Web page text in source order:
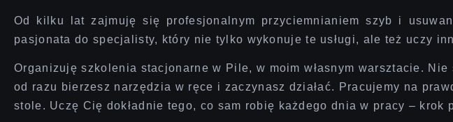
Od kilku lat zajmuję się profesjonalnym przyciemnianiem szyb i
pasjonata do specjalisty, który nie tylko wykonuje te usługi, ale też uczy
Organizujęszkolenia stacjonarne w Pile, w moim własnym warsztacie.
od razu bierzesz narzędzia w ręce i zaczynasz działać. Pracujemy na
stole. Uczę Cię dokładnie tego, co sam robię każdego dnia w pracy – krok